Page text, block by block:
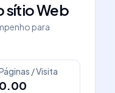
sítio Web
para
/ Visita
0.00